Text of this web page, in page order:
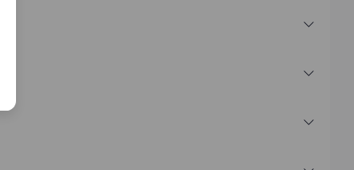
5.sınıf Peygamberimizin Hayatı
5.sınıf Peygamberimizin Hayatı
5.sınıf Peygamberimizin Hayatı